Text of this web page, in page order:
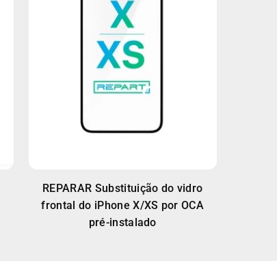
REPARAR Substituição do vidro
frontal do iPhone X/XS por OCA
pré-instalado